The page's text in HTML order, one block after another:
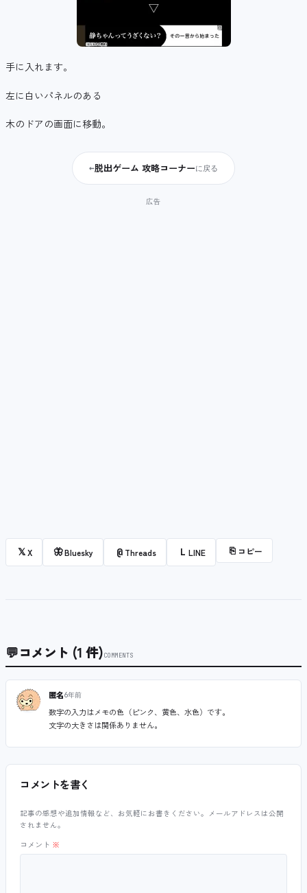
手に入れます。
左に白いパネルのある
木のドアの画面に移動。
←脱出ゲーム 攻略コーナーに戻る
𝕏X 🦋Bluesky @ Threads L LINE ⎘ コピー
💬コメント (1 件)COMMENTS
匿名6年前
数字の入力はメモの色（ピンク、黄色、水色）です。
文字の大きさは関係ありません。
コメントを書く
記事の感想や追加情報など、お気軽にお書きください。メールアドレスは公開
されません。
コメント ※